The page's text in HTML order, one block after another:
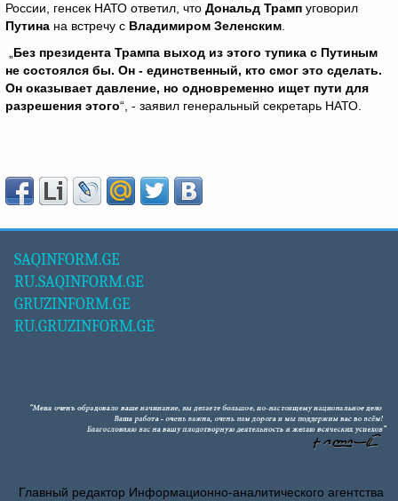
России, генсек НАТО ответил, что Дональд Трамп уговорил
Путина на встречу с Владимиром Зеленским
Без президента Трампа выход из этого тупика с Путиным
не состоялся бы. Он - единственный, кто смог это сделать.
Он оказывает давление, но одновременно ищет пути для
разрешения этого“, - заявил генеральный секретарь НАТО.
SAQINFORM.GE
RU.SAQINFORM.GE
GRUZINFORM.GE
RU.GRUZINFORM.GE
Главный редактор Информационно-аналитического агентства